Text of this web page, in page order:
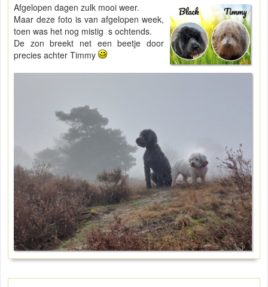
Afgelopen dagen zulk mooi weer.
Maar deze foto is van afgelopen week,
toen was het nog mistig s ochtends.
De zon breekt net een beetje door
precies achter Timmy